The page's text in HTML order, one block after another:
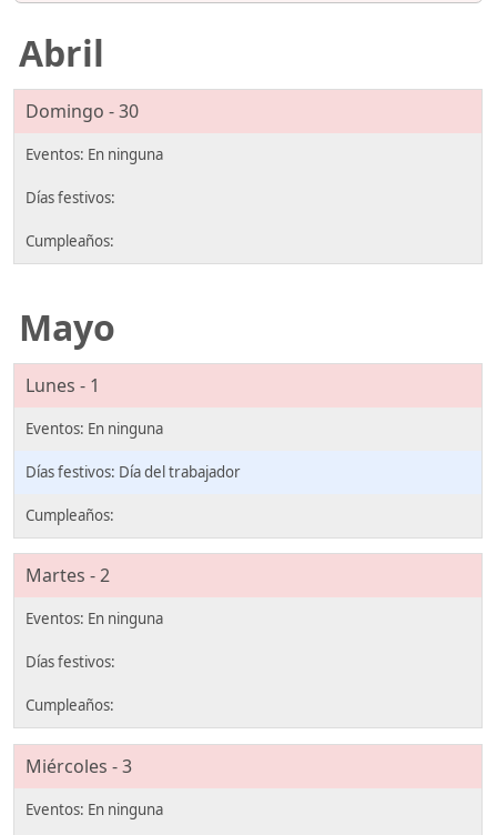
Abril
Domingo - 30
Mayo
Lunes - 1
Día del trabajador
Martes - 2
Miércoles - 3